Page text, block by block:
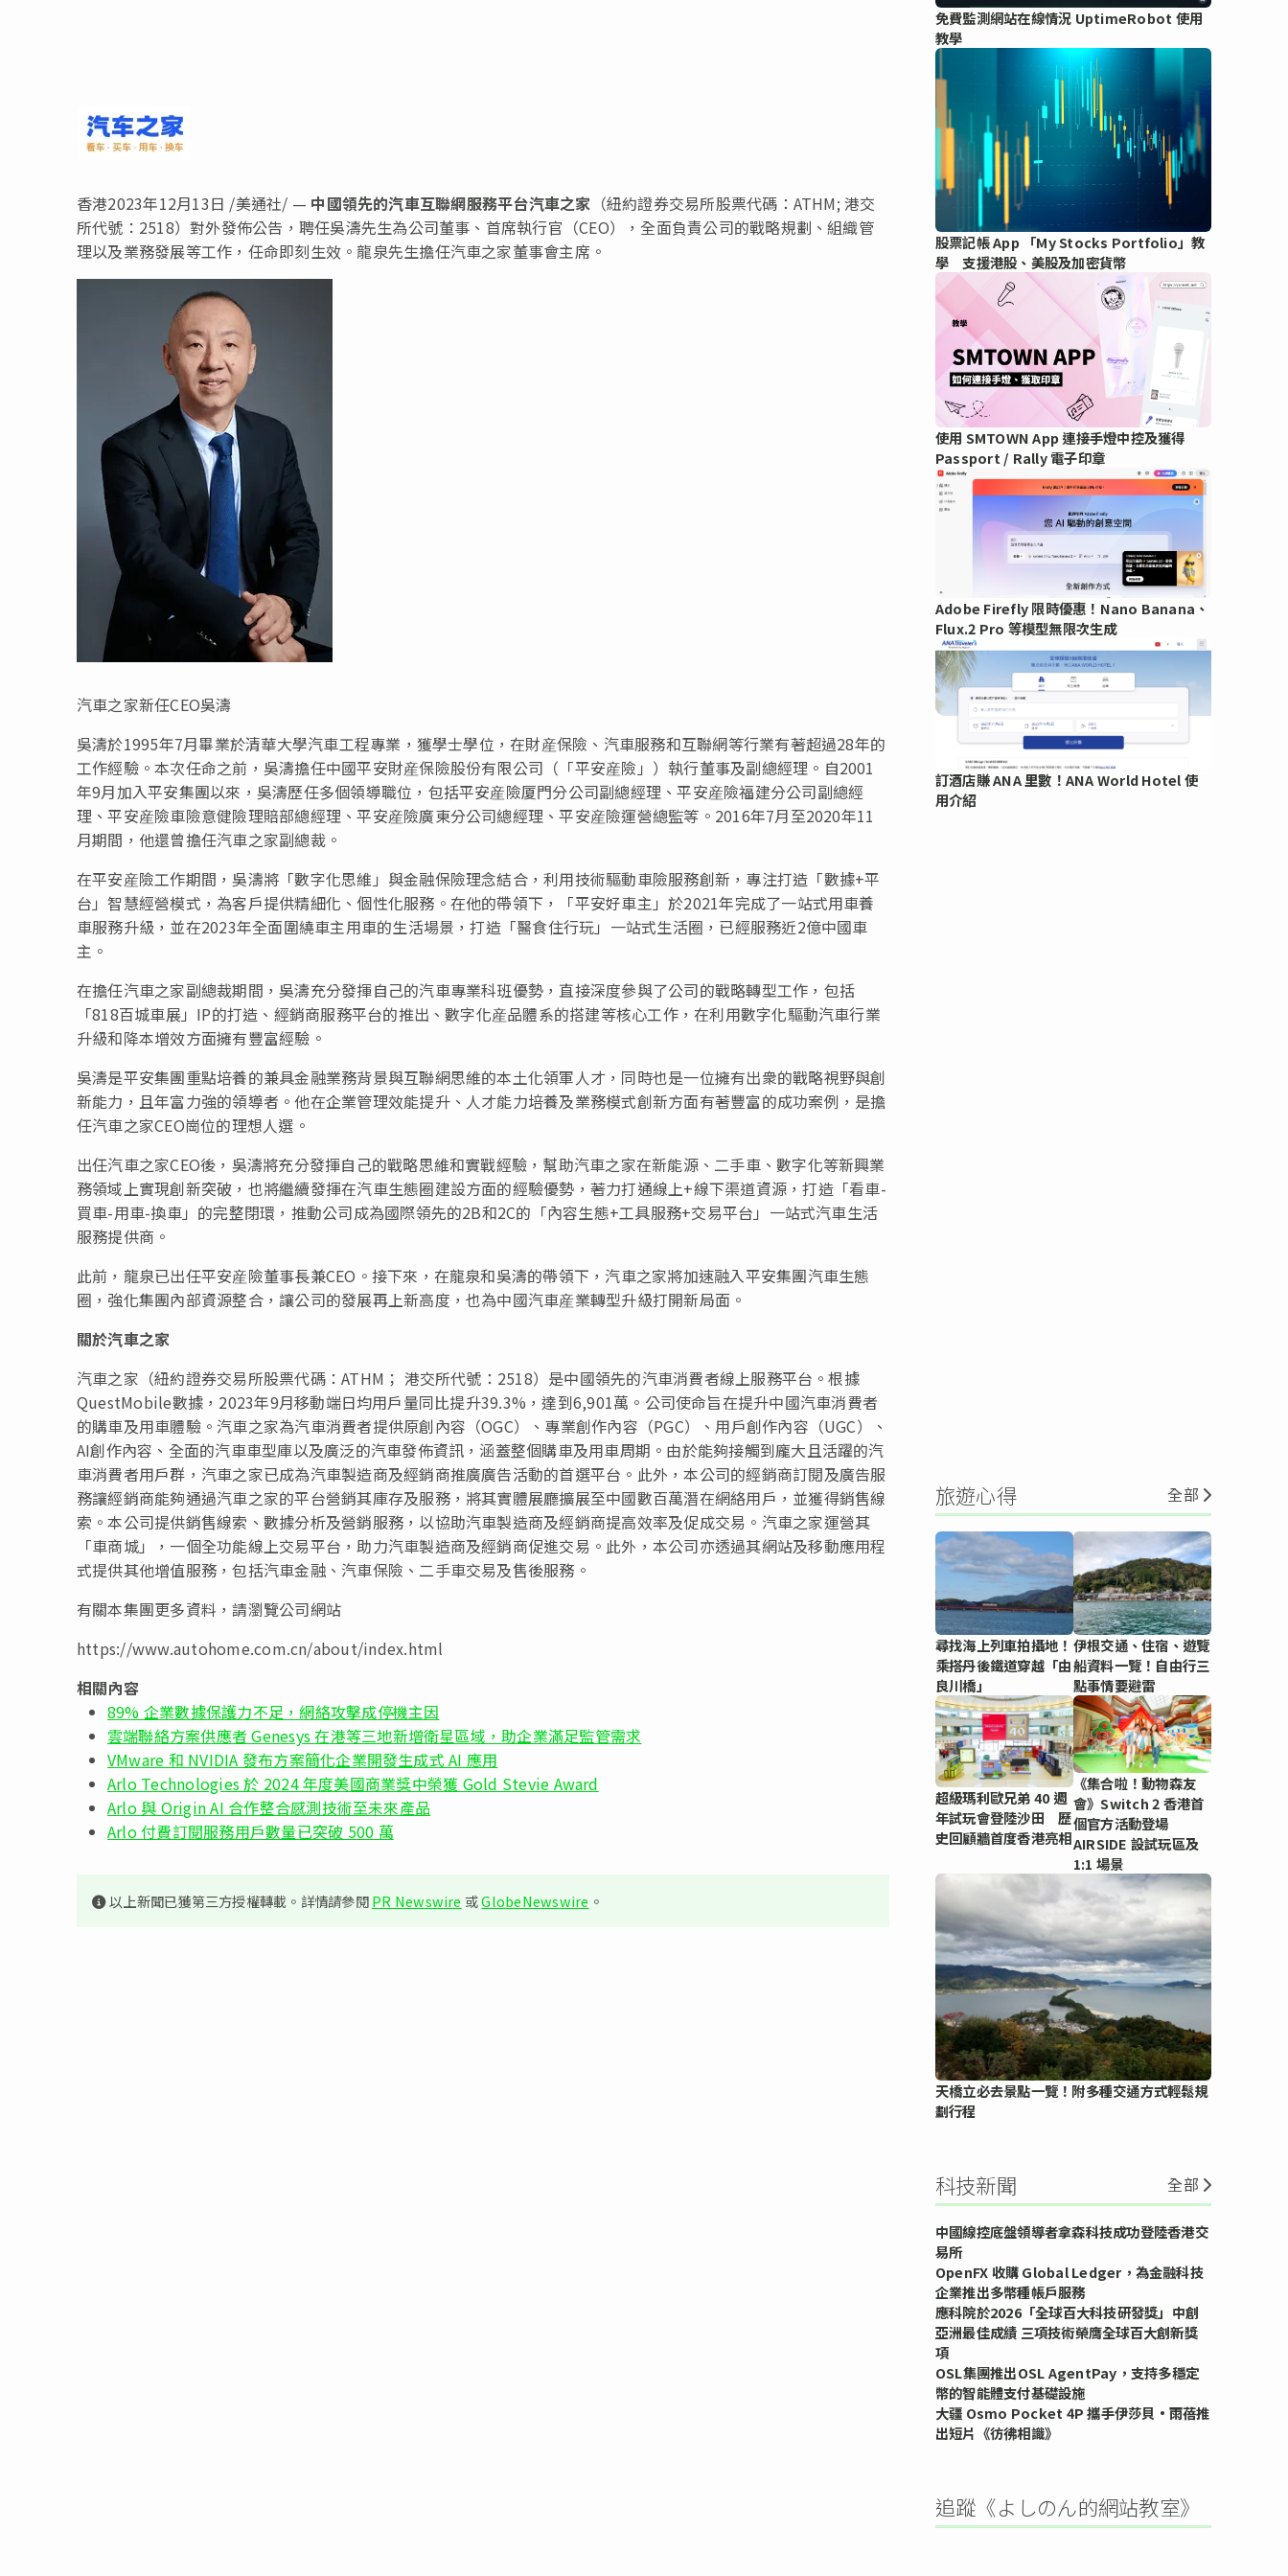
香港2023年12月13日 /美通社/ — 中國領先的汽車互聯網服務平台汽車之家 （紐約證券交易所股票代碼：ATHM; 港交
所代號：2518）對外發佈公告，聘任吳濤先生為公司董事、首席執行官（CEO），全面負責公司的戰略規劃、組織管
理以及業務發展等工作，任命即刻生效。龍泉先生擔任汽車之家董事會主席。
汽車之家新任CEO吳濤
吳濤於1995年7月畢業於清華大學汽車工程專業，獲學士學位，在財産保險、汽車服務和互聯網等行業有著超過28年的
工作經驗。本次任命之前，吳濤擔任中國平安財産保險股份有限公司（「平安産險」）執行董事及副總經理。自2001
年9月加入平安集團以來，吳濤歷任多個領導職位，包括平安産險厦門分公司副總經理、平安産險福建分公司副總經
理、平安産險車險意健險理賠部總經理、平安産險廣東分公司總經理、平安産險運營總監等。2016年7月至2020年11
月期間，他還曾擔任汽車之家副總裁。
在平安産險工作期間，吳濤將「數字化思維」與金融保險理念結合，利用技術驅動車險服務創新，專注打造「數據+平
台」智慧經營模式，為客戶提供精細化、個性化服務。在他的帶領下，「平安好車主」於2021年完成了一站式用車養
車服務升級，並在2023年全面圍繞車主用車的生活場景，打造「醫食住行玩」一站式生活圈，已經服務近2億中國車
主。
在擔任汽車之家副總裁期間，吳濤充分發揮自己的汽車專業科班優勢，直接深度參與了公司的戰略轉型工作，包括
「818百城車展」IP的打造、經銷商服務平台的推出、數字化産品體系的搭建等核心工作，在利用數字化驅動汽車行業
升級和降本增效方面擁有豐富經驗。
吳濤是平安集團重點培養的兼具金融業務背景與互聯網思維的本土化領軍人才，同時也是一位擁有出衆的戰略視野與創
新能力，且年富力強的領導者。他在企業管理效能提升、人才能力培養及業務模式創新方面有著豐富的成功案例，是擔
任汽車之家CEO崗位的理想人選。
出任汽車之家CEO後，吳濤將充分發揮自己的戰略思維和實戰經驗，幫助汽車之家在新能源、二手車、數字化等新興業
務領域上實現創新突破，也將繼續發揮在汽車生態圈建設方面的經驗優勢，著力打通線上+線下渠道資源，打造「看車-
買車-用車-換車」的完整閉環，推動公司成為國際領先的2B和2C的「內容生態+工具服務+交易平台」一站式汽車生活
服務提供商。
此前，龍泉已出任平安産險董事長兼CEO。接下來，在龍泉和吳濤的帶領下，汽車之家將加速融入平安集團汽車生態
圈， 強化集團內部資源整合，讓公司的發展再上新高度，也為中國汽車産業轉型升級打開新局面。
關於汽車之家
汽車之家（紐約證券交易所股票代碼：ATHM； 港交所代號：2518）是中國領先的汽車消費者線上服務平台。根據
QuestMobile數據，2023年9月移動端日均用戶量同比提升39.3%，達到6,901萬。公司使命旨在提升中國汽車消費者
的購車及用車體驗。汽車之家為汽車消費者提供原創內容（OGC）、專業創作內容（PGC）、用戶創作內容（UGC）、
AI創作內容、全面的汽車車型庫以及廣泛的汽車發佈資訊，涵蓋整個購車及用車周期。由於能夠接觸到龐大且活躍的汽
車消費者用戶群，汽車之家已成為汽車製造商及經銷商推廣廣告活動的首選平台。此外，本公司的經銷商訂閱及廣告服
務讓經銷商能夠通過汽車之家的平台營銷其庫存及服務，將其實體展廳擴展至中國數百萬潛在網絡用戶，並獲得銷售線
索。本公司提供銷售線索、數據分析及營銷服務，以協助汽車製造商及經銷商提高效率及促成交易。汽車之家運營其
「車商城」，一個全功能線上交易平台，助力汽車製造商及經銷商促進交易。此外，本公司亦透過其網站及移動應用程
式提供其他增值服務，包括汽車金融、汽車保險、二手車交易及售後服務。
有關本集團更多資料，請瀏覽公司網站
https://www.autohome.com.cn/about/index.html
相關內容
89% 企業數據保護力不足，網絡攻擊成停機主因
雲端聯絡方案供應者 Genesys 在港等三地新增衛星區域，助企業滿足監管需求
VMware 和 NVIDIA 發布方案簡化企業開發生成式 AI 應用
Arlo Technologies 於 2024 年度美國商業獎中榮獲 Gold Stevie Award
Arlo 與 Origin AI 合作整合感測技術至未來產品
Arlo 付費訂閱服務用戶數量已突破 500 萬
以上新聞已獲第三方授權轉載。詳情請參閱PR Newswire 或GlobeNewswire 。
免費監測網站在線情況 UptimeRobot 使用
教學
股票記帳 App 「My Stocks Portfolio」教
學 支援港股、美股及加密貨幣
使用 SMTOWN App 連接手燈中控及獲得
Passport / Rally 電子印章
Adobe Firefly 限時優惠！Nano Banana、
Flux.2 Pro 等模型無限次生成
訂酒店賺 ANA 里數！ANA World Hotel 使
用介紹
旅遊心得 全部
尋找海上列車拍攝地！
乘搭丹後鐵道穿越「由
良川橋」
伊根交通、住宿、遊覽
船資料一覽！自由行三
點事情要避雷
超級瑪利歐兄弟 40 週
年試玩會登陸沙田 歷
史回顧牆首度香港亮相
《集合啦！動物森友
會》Switch 2 香港首
個官方活動登場
AIRSIDE 設試玩區及
1:1 場景
天橋立必去景點一覽！附多種交通方式輕鬆規
劃行程
科技新聞 全部
中國線控底盤領導者拿森科技成功登陸香港交
易所
OpenFX 收購 Global Ledger，為金融科技
企業推出多幣種帳戶服務
應科院於2026「全球百大科技研發獎」中創
亞洲最佳成績 三項技術榮膺全球百大創新獎
項
OSL集團推出OSL AgentPay，支持多穩定
幣的智能體支付基礎設施
大疆 Osmo Pocket 4P 攜手伊莎貝•雨蓓推
出短片《彷彿相識》
追蹤《よしのん的網站教室》